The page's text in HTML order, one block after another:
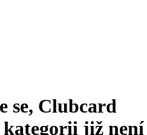
se, Clubcard
již není